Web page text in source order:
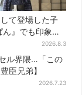
て登場した子
』でも印象的
者驚き「どうり
と」
2026.8.3
ル界隈…「この
臣兄弟】
2026.7.23